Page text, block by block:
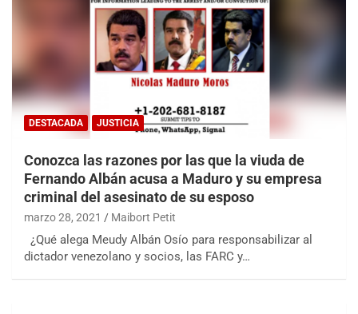
DESTACADA JUSTICIA
Conozca las razones por las que la viuda de
Fernando Albán acusa a Maduro y su empresa
criminal del asesinato de su esposo
marzo 28, 2021 Maibort Petit
¿Qué alega Meudy Albán Osío para responsabilizar al
dictador venezolano y socios, las FARC y…